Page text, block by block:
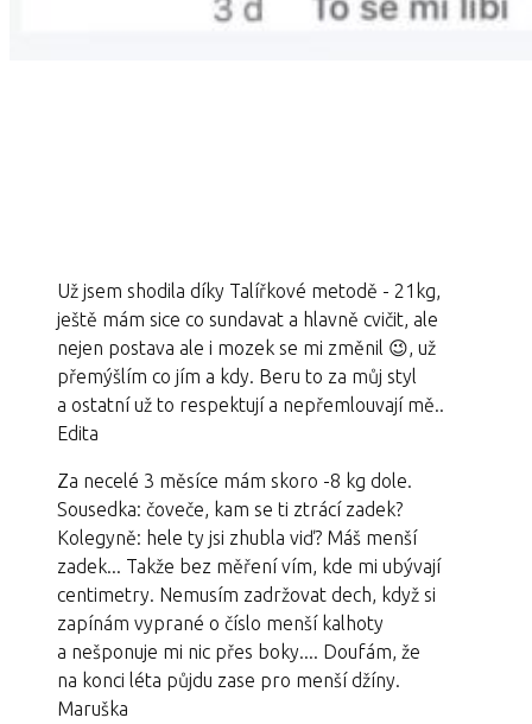
Už jsem shodila díky Talířkové metodě - 21kg,
ještě mám sice co sundavat a hlavně cvičit, ale
nejen postava ale i mozek se mi změnil 😉, už
přemýšlím co jím a kdy. Beru to za můj styl
a ostatní už to respektují a nepřemlouvají mě..
Edita
Za necelé 3 měsíce mám skoro -8 kg dole.
Sousedka: čoveče, kam se ti ztrácí zadek?
Kolegyně: hele ty jsi zhubla viď? Máš menší
zadek... Takže bez měření vím, kde mi ubývají
centimetry. Nemusím zadržovat dech, když si
zapínám vyprané o číslo menší kalhoty
a nešponuje mi nic přes boky.... Doufám, že
na konci léta půjdu zase pro menší džíny.
Maruška